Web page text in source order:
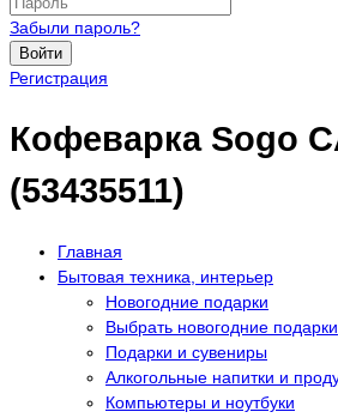
Забыли пароль?
Войти
Регистрация
Кофеварка Sogo
(53435511)
Главная
Бытовая техника, интерьер
Новогодние подарки
Выбрать новогодние подарки
Подарки и сувениры
Алкогольные напитки и
Компьютеры и ноутбуки